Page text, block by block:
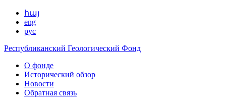
հայ
eng
рус
Республиканский Геологический Фонд
О фонде
Исторический обзор
Новости
Обратная связь